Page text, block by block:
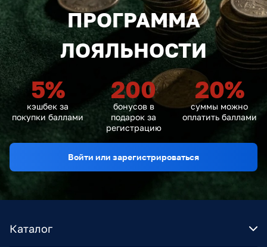
ПРОГРАММА
ЛОЯЛЬНОСТИ
5%
кэшбек за
покупки баллами
200
бонусов в
подарок за
регистрацию
20%
суммы можно
оплатить баллами
Войти или зарегистрироваться
Каталог